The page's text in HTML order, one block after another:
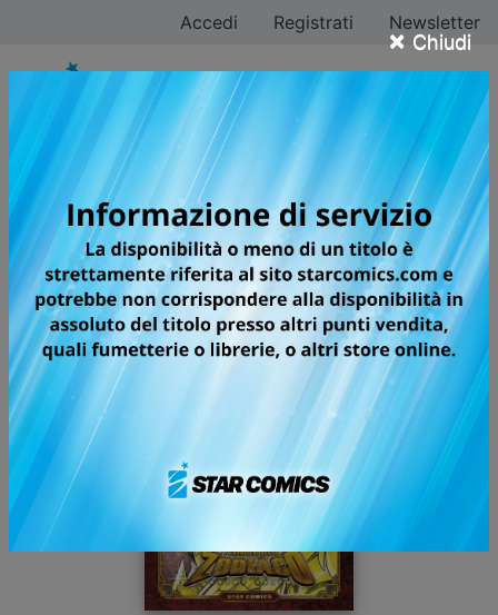
× Chiudi
Accedi Registrati Newsletter
Masami Kurumada
Tutti i fumetti